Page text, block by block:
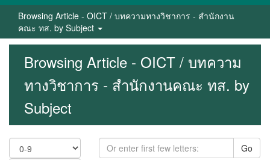
Browsing Article - OICT / บทความทางวิชาการ - สำนักงาน
คณะ ทส. by Subject
Browsing Article - OICT / บทความ
ทางวิชาการ - สำนักงานคณะ ทส. by
Subject
Go